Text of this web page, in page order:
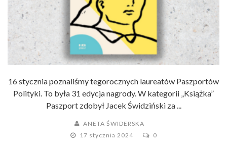
16 stycznia poznaliśmy tegorocznych laureatów Paszportów
Polityki. To była 31 edycja nagrody. W kategorii „Książka”
Paszport zdobył Jacek Świdziński za ...
ANETA ŚWIDERSKA
17 stycznia 2024
0